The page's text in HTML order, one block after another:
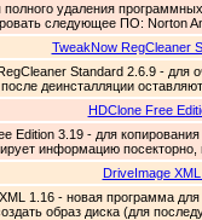
полного удаления
следующее ПО: Norton
TweakNow RegCleaner
Standard 2.6.9 - для
деинсталляции
HDClone Free
Edition 3.19 - для
информацию посекторно,
DriveImage
1.16 - новая программа для
образ диска (для